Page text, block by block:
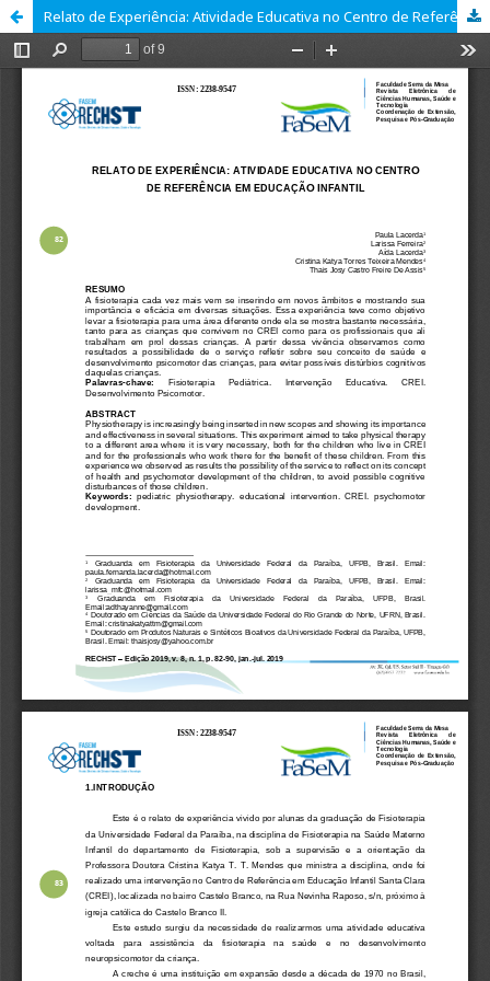
Relato de Experiência: Atividade Educativa no Centro de Referência em Educação Infantil